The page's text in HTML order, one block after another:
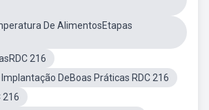
De AlimentosEtapas
216
DeBoas Práticas RDC 216
216